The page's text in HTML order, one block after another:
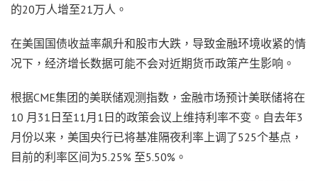
的20万人增至21万人。
在美国国债收益率飙升和股市大跌，导致金融环境收紧的情
况下，经济增长数据可能不会对近期货币政策产生影响。
根据CME集团的美联储观测指数，金融市场预计美联储将在
10 月31日至11月1日的政策会议上维持利率不变。自去年3
月份以来，美国央行已将基准隔夜利率上调了525个基点，
目前的利率区间为5.25% 至5.50%。